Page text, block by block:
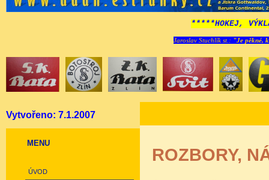
*****HOKEJ,
Jaroslav Stuchlík st.: "Je pěkné,
Vytvořeno: 7.1.2007
MENU
ÚVOD
ROZBORY,